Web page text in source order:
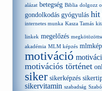
alázat betegség Biblia dolgozz
gondolkodás gyógyulás hit
internetes munka Kasza Tamás
linkek megelőzés
akadémia MLM képzés
motiváció
motivációs történet
siker sikerképzés
sikervitamin szabadság